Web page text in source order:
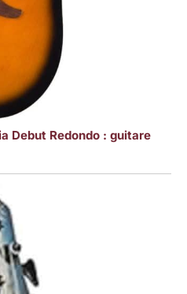
Debut Redondo : guitare